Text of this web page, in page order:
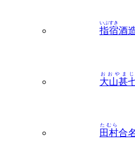
指宿
いぶすき
酒
大山甚
おおやま
田村
たむら
合